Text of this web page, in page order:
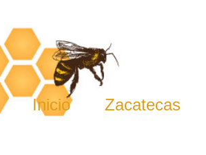
Inicio Zacatecas